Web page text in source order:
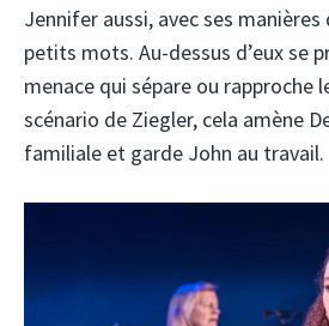
Jennifer aussi, avec ses
petits mots. Au-dessus d’eux se
menace qui sépare ou rapproche
scénario de Ziegler, cela amène
familiale et garde John au travail.